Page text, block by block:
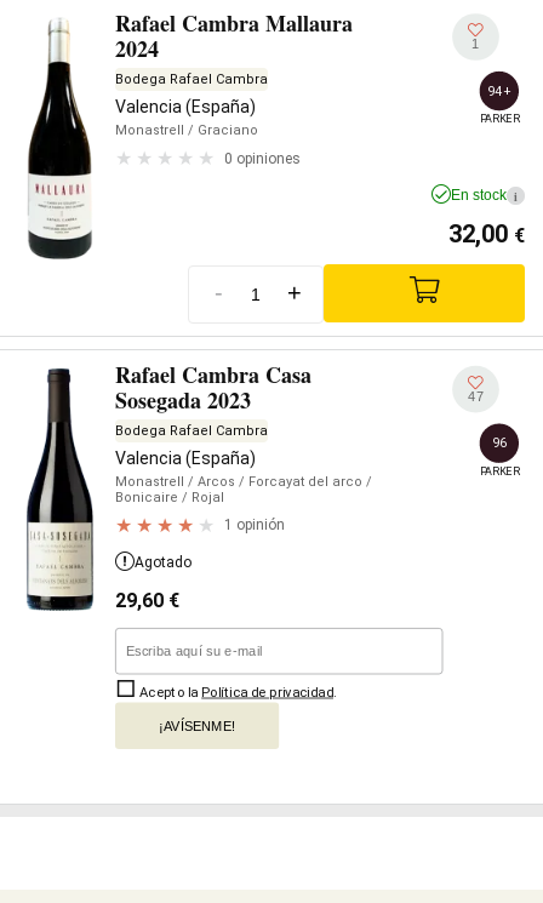
Rafael Cambra Mallaura
2024
Bodega Rafael Cambra
Valencia (España)
Monastrell / Graciano
0 opiniones
1
94+
PARKER
En stock i
32,00 €
- +
Rafael Cambra Casa
Sosegada 2023
Bodega Rafael Cambra
Valencia (España)
Monastrell / Arcos / Forcayat del arco /
Bonicaire / Rojal
1 opinión
47
96
PARKER
Agotado
29,60 €
Acepto la Política de privacidad
¡AVÍSENME!